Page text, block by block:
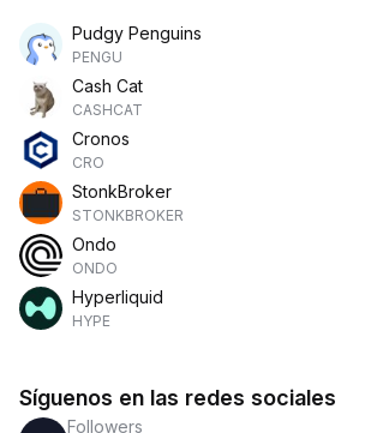
Pudgy Penguins
PENGU
Cash Cat
CASHCAT
Cronos
CRO
StonkBroker
STONKBROKER
Ondo
ONDO
Hyperliquid
HYPE
Síguenos en las redes sociales
Followers